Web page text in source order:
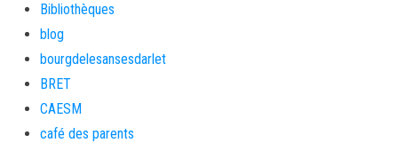
Bibliothèques
blog
bourgdelesansesdarlet
BRET
CAESM
café des parents